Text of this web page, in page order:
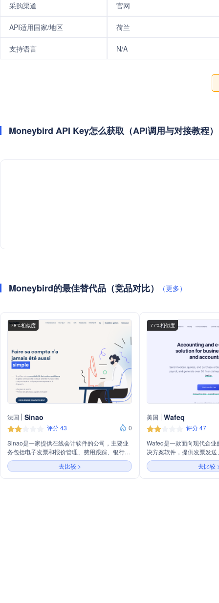
采购渠道 官网
API适用国家/地区 荷兰
支持语言 N/A
Moneybird API Key怎么获取（API调用与对接教程）
Moneybird的最佳替代品（竞品对比） （更多）
78%相似度
法国 Sinao
评分 43
0
Sinao是一家提供在线会计软件的公司，主要业
务包括电子发票和报价管理、费用跟踪、银行同
步和对账、自动化会计录入以及税务申报和支
付。Sinao旨在简化日常会计和开票流程，帮助
企业家和管理者高效管理业务。
去比较 >
77%相似度
美国 Wafeq
评分 47
Wafeq是一款面向现代企业
决方案软件，提供发票发
理、库存和工资管理以及
功能，帮助企业更高效地
费试用，无需信用卡，平
去比较